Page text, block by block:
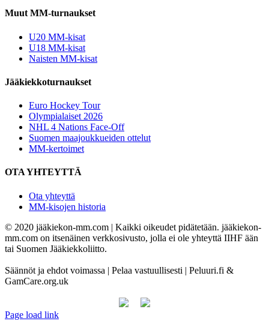
Muut MM-turnaukset
U20 MM-kisat
U18 MM-kisat
Naisten MM-kisat
Jääkiekkoturnaukset
Euro Hockey Tour
Olympialaiset 2026
NHL 4 Nations Face-Off
Suomen maajoukkueiden ottelut
MM-kertoimet
OTA YHTEYTTÄ
Ota yhteyttä
MM-kisojen historia
© 2020 jääkiekon-mm.com | Kaikki oikeudet pidätetään. jääkiekon-
mm.com on itsenäinen verkkosivusto, jolla ei ole yhteyttä IIHF ään
tai Suomen Jääkiekkoliitto.
Säännöt ja ehdot voimassa | Pelaa vastuullisesti | Peluuri.fi &
GamCare.org.uk
Page load link